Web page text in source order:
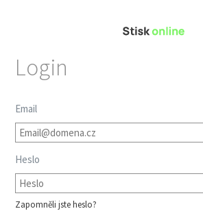
Login
Email
Heslo
Zapomněli jste heslo?